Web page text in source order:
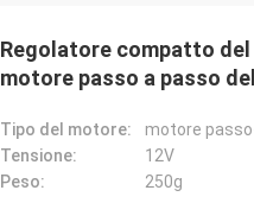
Regolatore compatto del
motore passo a passo
Tipo del motore:
motore
Tensione:
12V
Peso:
250g